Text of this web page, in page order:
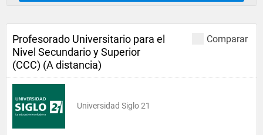
Comparar
Profesorado Universitario para el
Nivel Secundario y Superior
(CCC) (A distancia)
Universidad Siglo 21